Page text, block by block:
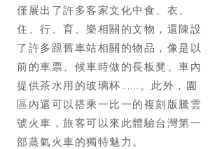
僅展出了許多客家文化中食、衣、
住、行、育、樂相關的文物，還陳設
了許多跟舊車站相關的物品，像是以
前的車票、候車時做的長板凳、車內
提供茶水用的玻璃杯......。此外，園
區內還可以搭乘一比一的複刻版騰雲
號火車，旅客可以來此體驗台灣第一
部蒸氣火車的獨特魅力。